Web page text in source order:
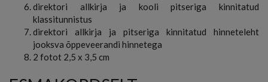
direktori allkirja ja kooli pitseriga kinnitatud
klassitunnistus
direktori allkirja ja pitseriga kinnitatud hinneteleht
jooksva õppeveerandi hinnetega
2 fotot 2,5 x 3,5 cm